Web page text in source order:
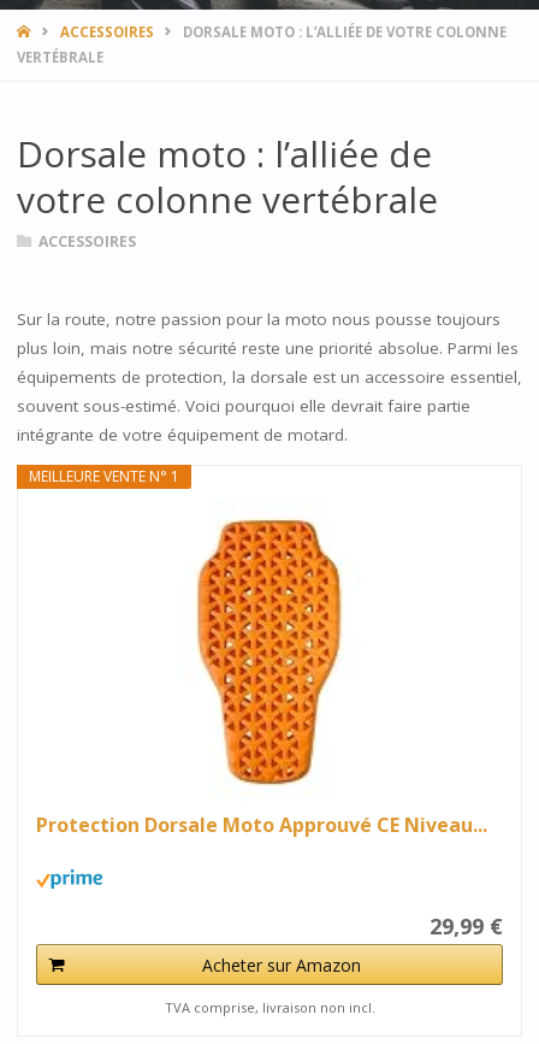
HOMEACCESSOIRES
DORSALE MOTO : L’ALLIÉE DE VOTRE COLONNE
VERTÉBRALE
Dorsale moto : l’alliée de
votre colonne vertébrale
ACCESSOIRES
Sur la route, notre passion pour la moto nous pousse toujours
plus loin, mais notre sécurité reste une priorité absolue. Parmi les
équipements de protection, la dorsale est un accessoire essentiel,
souvent sous-estimé. Voici pourquoi elle devrait faire partie
intégrante de votre équipement de motard.
MEILLEURE VENTE N° 1
Protection Dorsale Moto Approuvé CE Niveau...
29,99 €
Acheter sur Amazon
TVA comprise, livraison non incl.